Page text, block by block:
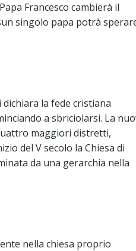
Francesco cambierà il
singolo papa potrà
la fede cristiana
a sbriciolarsi. La
maggiori distretti,
del V secolo la Chiesa di
da una gerarchia nella
nella chiesa proprio